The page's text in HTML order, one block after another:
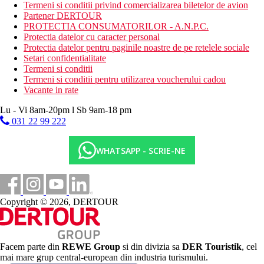
Descrierea plajei
Plaja cu nisip este chiar langa hotel.
Sezlonguri, umbrele si prosoape gratuite, bar pe plaja.
Oferta sportiva
Gratuit: exercitii de dimineata, aerobic, yoga, volei pe
plaja, tenis de masa, fitness, sauna, piscina interioara.
Contra cost: sporturi nautice pe plaja, lectii de tenis,
inchiriere de biciclete.
Centru Wellness
Centrul spa ofera diverse tipuri de masaje, salon de
Demipensiune:
All Inclusive:
Mic dejun tip bufet cu mancare sanatoasa si produse
traditionale locale, bufet de pranz si cina
Bufet pentru copii
Spectacol de bucatarie, cine tematice
Posibila rezervare in restaurantul a la carte
Bauturi alcoolice si nealcoolice (10:30 a.m.-01:00 a.m.)
Bauturi racoritoare in timpul zilei
Termeni si conditii privind comercializarea biletelor de avion
Partener DERTOUR
PROTECTIA CONSUMATORILOR - A.N.P.C.
Protectia datelor cu caracter personal
Protectia datelor pentru paginile noastre de pe retelele sociale
Setari confidentialitate
Termeni si conditii
Termeni si conditii pentru utilizarea voucherului cadou
Vacante in rate
Lu - Vi 8am-20pm l Sb 9am-18 pm
031 22 99 222
WHATSAPP - SCRIE-NE
Copyright © 2026, DERTOUR
Facem parte din REWE Group si din divizia sa DER Touristik, cel
mai mare grup central-european din industria turismului.